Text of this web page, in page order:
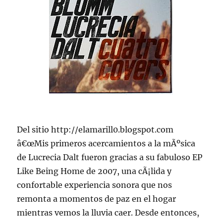
Del sitio http://elamarill0.blogspot.com
â€œMis primeros acercamientos a la mÃºsica
de Lucrecia Dalt fueron gracias a su fabuloso EP
Like Being Home de 2007, una cÃ¡lida y
confortable experiencia sonora que nos
remonta a momentos de paz en el hogar
mientras vemos la lluvia caer. Desde entonces,